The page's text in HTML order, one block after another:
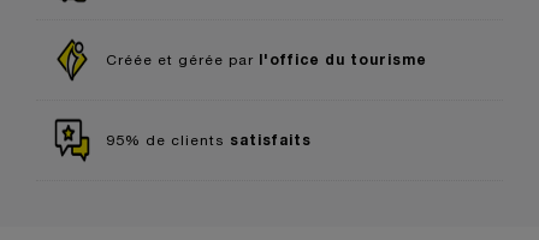
Créée et gérée par l'office du tourisme
95% de clients satisfaits